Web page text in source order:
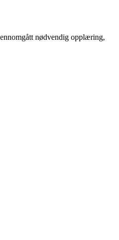
nødvendig opplæring,